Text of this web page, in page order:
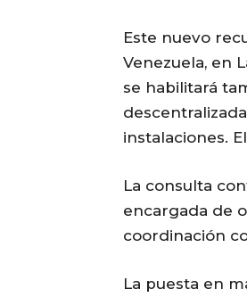
Este nuevo
Venezuela, en
se habilitará
instalaciones.
La consulta
encargada de
coordinación
La puesta en